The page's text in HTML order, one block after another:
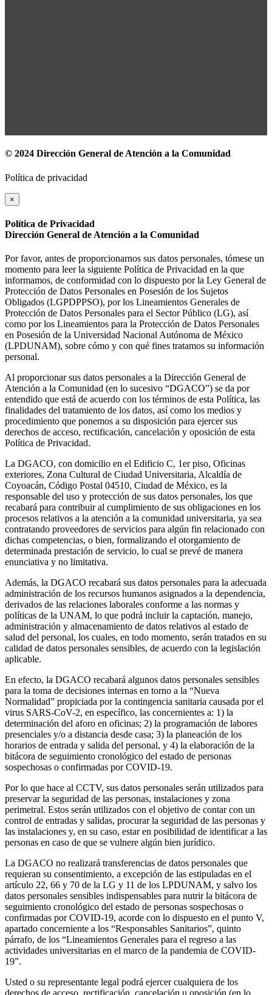
© 2024 Dirección General de Atención a la Comunidad
Política de privacidad
×
Política de Privacidad
Dirección General de Atención a la Comunidad
Por favor, antes de proporcionarnos sus datos personales, tómese un
momento para leer la siguiente Política de Privacidad en la que
informamos, de conformidad con lo dispuesto por la Ley General de
Protección de Datos Personales en Posesión de los Sujetos
Obligados (LGPDPPSO), por los Lineamientos Generales de
Protección de Datos Personales para el Sector Público (LG), así
como por los Lineamientos para la Protección de Datos Personales
en Posesión de la Universidad Nacional Autónoma de México
(LPDUNAM), sobre cómo y con qué fines tratamos su información
personal.
Al proporcionar sus datos personales a la Dirección General de
Atención a la Comunidad (en lo sucesivo “DGACO”) se da por
entendido que está de acuerdo con los términos de esta Política, las
finalidades del tratamiento de los datos, así como los medios y
procedimiento que ponemos a su disposición para ejercer sus
derechos de acceso, rectificación, cancelación y oposición de esta
Política de Privacidad.
La DGACO, con domicilio en el Edificio C, 1er piso, Oficinas
exteriores, Zona Cultural de Ciudad Universitaria, Alcaldía de
Coyoacán, Código Postal 04510, Ciudad de México, es la
responsable del uso y protección de sus datos personales, los que
recabará para contribuir al cumplimiento de sus obligaciones en los
procesos relativos a la atención a la comunidad universitaria, ya sea
contratando proveedores de servicios para algún fin relacionado con
dichas competencias, o bien, formalizando el otorgamiento de
determinada prestación de servicio, lo cual se prevé de manera
enunciativa y no limitativa.
Además, la DGACO recabará sus datos personales para la adecuada
administración de los recursos humanos asignados a la dependencia,
derivados de las relaciones laborales conforme a las normas y
políticas de la UNAM, lo que podrá incluir la captación, manejo,
administración y almacenamiento de datos relativos al estado de
salud del personal, los cuales, en todo momento, serán tratados en su
calidad de datos personales sensibles, de acuerdo con la legislación
aplicable.
En efecto, la DGACO recabará algunos datos personales sensibles
para la toma de decisiones internas en torno a la “Nueva
Normalidad” propiciada por la contingencia sanitaria causada por el
virus SARS-CoV-2, en específico, las concernientes a: 1) la
determinación del aforo en oficinas; 2) la programación de labores
presenciales y/o a distancia desde casa; 3) la planeación de los
horarios de entrada y salida del personal, y 4) la elaboración de la
bitácora de seguimiento cronológico del estado de personas
sospechosas o confirmadas por COVID-19.
Por lo que hace al CCTV, sus datos personales serán utilizados para
preservar la seguridad de las personas, instalaciones y zona
perimetral. Estos serán utilizados con el objetivo de contar con un
control de entradas y salidas, procurar la seguridad de las personas y
las instalaciones y, en su caso, estar en posibilidad de identificar a las
personas en caso de que se vulnere algún bien jurídico.
La DGACO no realizará transferencias de datos personales que
requieran su consentimiento, a excepción de las estipuladas en el
artículo 22, 66 y 70 de la LG y 11 de los LPDUNAM, y salvo los
datos personales sensibles indispensables para nutrir la bitácora de
seguimiento cronológico del estado de personas sospechosas o
confirmadas por COVID-19, acorde con lo dispuesto en el punto V,
apartado concerniente a los “Responsables Sanitarios”, quinto
párrafo, de los “Lineamientos Generales para el regreso a las
actividades universitarias en el marco de la pandemia de COVID-
19”.
Usted o su representante legal podrá ejercer cualquiera de los